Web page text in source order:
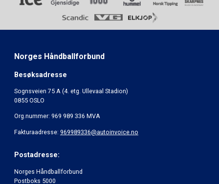
Norges Håndballforbund
Besøksadresse
Sognsveien 75 A (4. etg. Ullevaal Stadion)
0855 OSLO
Org.nummer: 969 989 336 MVA
Fakturaadresse: 969989336@autoinvoice.no
Postadresse:
Norges Håndballforbund
Postboks 5000